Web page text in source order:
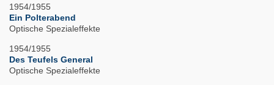
1954/1955
Ein Polterabend
Optische Spezialeffekte
1954/1955
Des Teufels General
Optische Spezialeffekte